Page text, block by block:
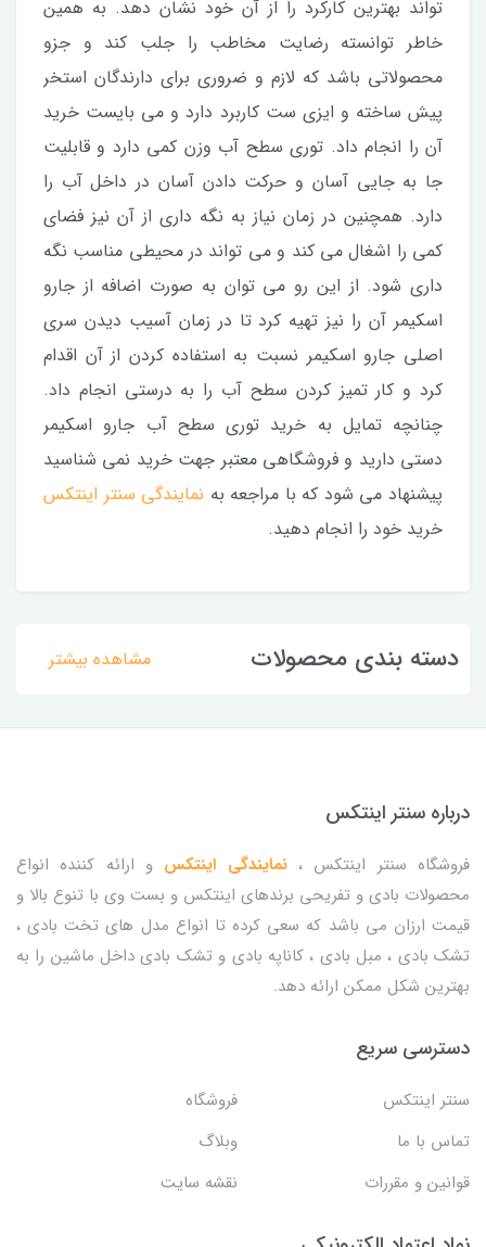
تواند بهترین کارکرد را از آن خود نشان دهد. به همین
خاطر توانسته رضایت مخاطب را جلب کند و جزو
محصولاتی باشد که لازم و ضروری برای دارندگان استخر
پیش ساخته و ایزی ست کاربرد دارد و می بایست خرید
آن را انجام داد. توری سطح آب وزن کمی دارد و قابلیت
جا به جایی آسان و حرکت دادن آسان در داخل آب را
دارد. همچنین در زمان نیاز به نگه داری از آن نیز فضای
کمی را اشغال می کند و می تواند در محیطی مناسب نگه
داری شود. از این رو می توان به صورت اضافه از جارو
اسکیمر آن را نیز تهیه کرد تا در زمان آسیب دیدن سری
اصلی جارو اسکیمر نسبت به استفاده کردن از آن اقدام
کرد و کار تمیز کردن سطح آب را به درستی انجام داد.
چنانچه تمایل به خرید توری سطح آب جارو اسکیمر
دستی دارید و فروشگاهی معتبر جهت خرید نمی شناسید
پیشنهاد می شود که با مراجعه به نمایندگی سنتر اینتکس
خرید خود را انجام دهید.
دسته بندی محصولات مشاهده بیشتر
درباره سنتر اینتکس
فروشگاه سنتر اینتکس ،نمایندگی اینتکس و ارائه کننده انواع
محصولات بادی و تفریحی برندهای اینتکس و بست وی با تنوع بالا و
قیمت ارزان می باشد که سعی کرده تا انواع مدل های تخت بادی ،
تشک بادی ، مبل بادی ، کاناپه بادی و تشک بادی داخل ماشین را به
بهترین شکل ممکن ارائه دهد.
دسترسی سریع
سنتر اینتکس
فروشگاه
تماس با ما
وبلاگ
قوانین و مقررات
نقشه سایت